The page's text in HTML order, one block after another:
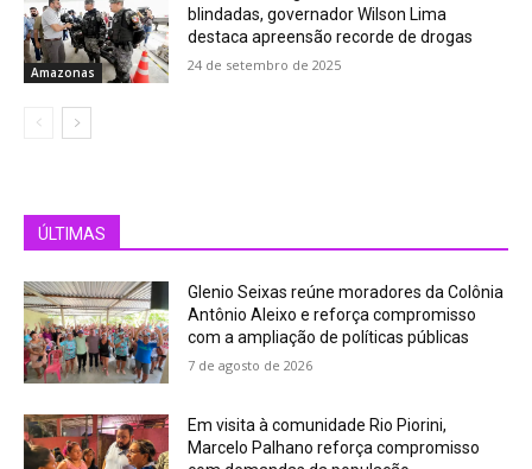
Amazonas
blindadas, governador Wilson Lima
destaca apreensão recorde de drogas
24 de setembro de 2025
ÚLTIMAS
Glenio Seixas reúne moradores da Colônia
Antônio Aleixo e reforça compromisso
com a ampliação de políticas públicas
7 de agosto de 2026
Em visita à comunidade Rio Piorini,
Marcelo Palhano reforça compromisso